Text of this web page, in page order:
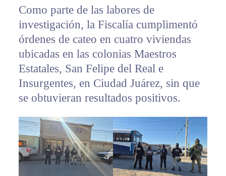
Como parte de las labores de
investigación, la Fiscalía cumplimentó
órdenes de cateo en cuatro viviendas
ubicadas en las colonias Maestros
Estatales, San Felipe del Real e
Insurgentes, en Ciudad Juárez, sin que
se obtuvieran resultados positivos.